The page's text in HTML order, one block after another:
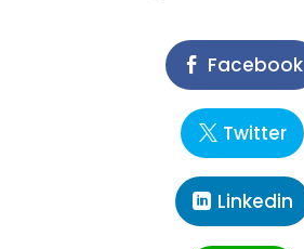
Facebook
Twitter
Linkedin